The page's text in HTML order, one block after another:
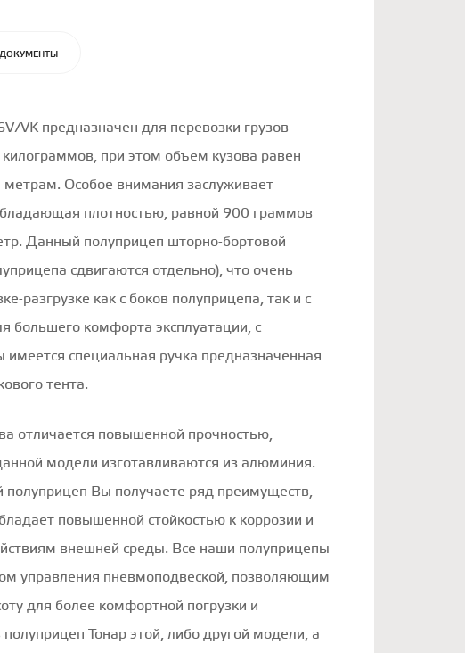
ДОКУМЕНТЫ
VK предназначен для перевозки грузов
при этом объем кузова равен
метрам. Особое внимания заслуживает
плотностью, равной 900 граммов
Данный полуприцеп шторно-бортовой
сдвигаются отдельно), что очень
разгрузке как с боков полуприцепа, так и с
большего комфорта эксплуатации, с
имеется специальная ручка предназначенная
тента.
отличается повышенной прочностью,
модели изготавливаются из алюминия.
полуприцеп Вы получаете ряд преимуществ,
повышенной стойкостью к коррозии и
внешней среды. Все наши полуприцепы
управления пневмоподвеской, позволяющим
для более комфортной погрузки и
полуприцеп Тонар этой, либо другой модели, а